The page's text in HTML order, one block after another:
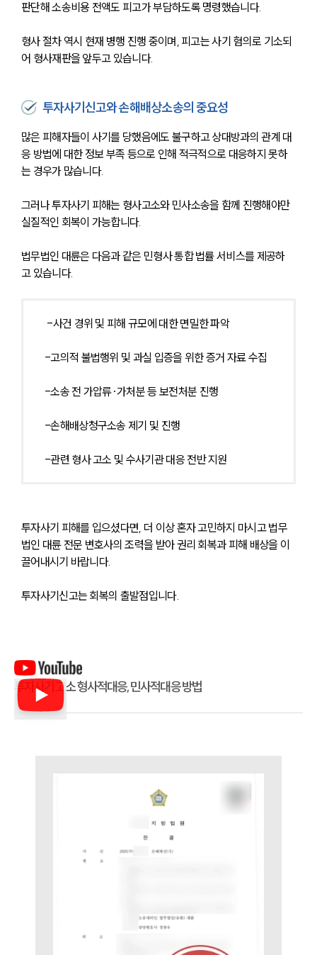
AI대륜
업무사례
법률정보
고객후기
분야별
구성원 소개
언론보도
법률 블로그
뉴스레터/브로슈어
판단해 소송비용 전액도 피고가 부담하도록 명령했습니다.
형사 절차 역시 현재 병행 진행 중이며, 피고는 사기 혐의로 기소되
어 형사재판을 앞두고 있습니다.
투자사기신고와 손해배상소송의 중요성
많은 피해자들이 사기를 당했음에도 불구하고 상대방과의 관계 대
응 방법에 대한 정보 부족 등으로 인해 적극적으로 대응하지 못하
는 경우가 많습니다.
그러나 투자사기 피해는 형사고소와 민사소송을 함께 진행해야만
실질적인 회복이 가능합니다.
법무법인 대륜은 다음과 같은 민형사 통합 법률 서비스를 제공하
고 있습니다.
-사건 경위 및 피해 규모에 대한 면밀한 파악
-고의적 불법행위 및 과실 입증을 위한 증거 자료 수집
-소송 전 가압류·가처분 등 보전처분 진행
-손해배상청구소송 제기 및 진행
-관련 형사 고소 및 수사기관 대응 전반 지원
투자사기 피해를 입으셨다면, 더 이상 혼자 고민하지 마시고 법무
법인 대륜 전문 변호사의 조력을 받아 권리 회복과 피해 배상을 이
끌어내시기 바랍니다.
투자사기신고는 회복의 출발점입니다.
투자사기 고소 형사적대응, 민사적대응 방법